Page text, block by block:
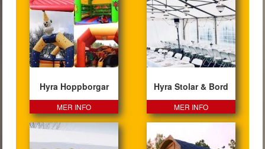
Hyra Hoppborgar
MER INFO
Hyra Stolar & Bord
MER INFO